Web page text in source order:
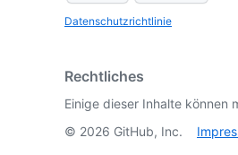
Datenschutzrichtlinie
Rechtliches
Einige dieser Inhalte können
© 2026 GitHub, Inc.